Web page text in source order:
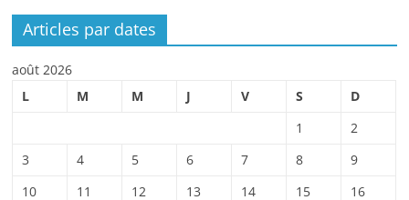
Articles par dates
août 2026
L
M M J V S
D
1
2
3
4 5 6 7 8
9
10
11 12 13 14 15 16